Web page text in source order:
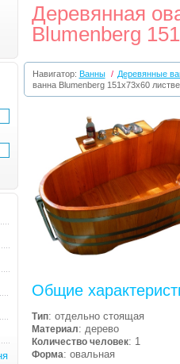
Деревянная
Blumenberg
Навигатор: Ванны / Деревянные
ванна Blumenberg 151x73x60
Общие
Тип: отдельно стоящая
Материал: дерево
Количество человек: 1
Форма: овальная